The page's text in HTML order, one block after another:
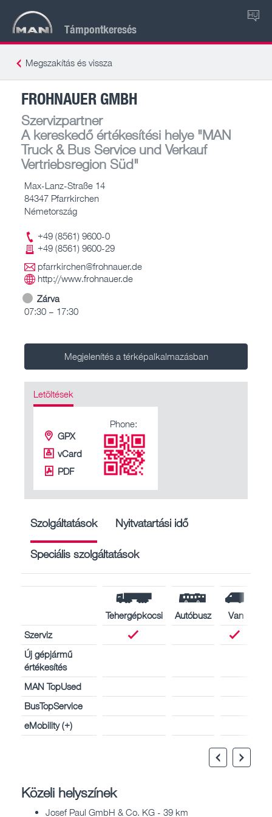
Támpontkeresés
HU
Megszakítás és vissza
FROHNAUER GMBH
Szervizpartner
A kereskedő értékesítési helye"MAN
Truck & Bus Service und Verkauf
Vertriebsregion Süd"
Max-Lanz-Straße 14
84347 Pfarrkirchen
Németország
+49 (8561) 9600-0
+49 (8561) 9600-29
pfarrkirchen@frohnauer.de
http://www.frohnauer.de
Zárva
07:30 – 17:30
Megjelenítés a térképalkalmazásban
Letöltések
GPX
vCard
PDF
Phone:
Szolgáltatások Nyitvatartási idő
Speciális szolgáltatások
Tehergépkocsi Autóbusz
Van
Szerviz
Új gépjármű
értékesítés
MAN TopUsed
BusTopService
eMobility (+)
Közeli helyszínek
Josef Paul GmbH & Co. KG - 39 km